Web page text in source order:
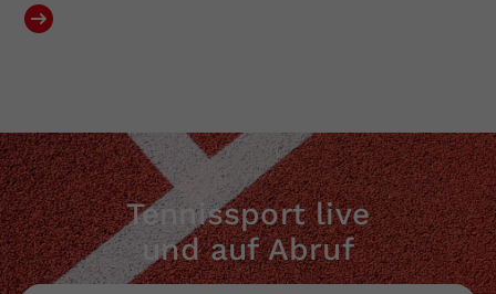
Tennissport live
und auf Abruf